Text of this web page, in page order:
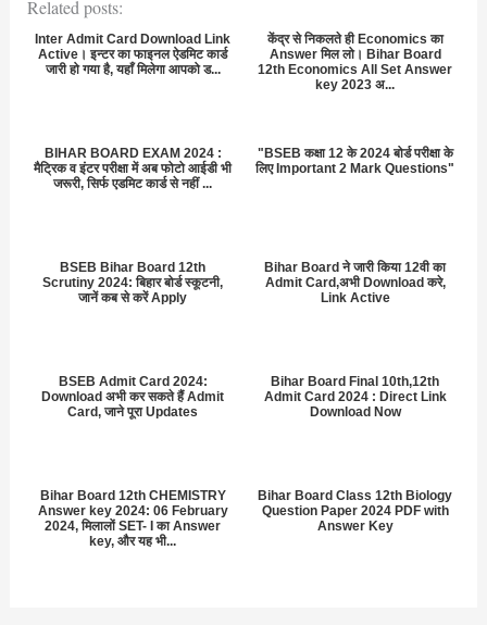
Related posts:
Inter Admit Card Download Link
Active। इन्टर का फाइनल ऐडमिट कार्ड
जारी हो गया है, यहाँ मिलेगा आपको ड...
केंद्र से निकलते ही Economics का
Answer मिल लो। Bihar Board
12th Economics All Set Answer
key 2023 अ...
BIHAR BOARD EXAM 2024 :
मैट्रिक व इंटर परीक्षा में अब फोटो आईडी भी
जरूरी, सिर्फ एडमिट कार्ड से नहीं ...
"BSEB कक्षा 12 के 2024 बोर्ड परीक्षा के
लिए Important 2 Mark Questions"
BSEB Bihar Board 12th
Scrutiny 2024: बिहार बोर्ड स्कूटनी,
जानें कब से करें Apply
Bihar Board ने जारी किया 12वी का
Admit Card,अभी Download करे,
Link Active
BSEB Admit Card 2024:
Download अभी कर सकते हैं Admit
Card, जाने पूरा Updates
Bihar Board Final 10th,12th
Admit Card 2024 : Direct Link
Download Now
Bihar Board 12th CHEMISTRY
Answer key 2024: 06 February
2024, मिलालों SET- I का Answer
key, और यह भी...
Bihar Board Class 12th Biology
Question Paper 2024 PDF with
Answer Key